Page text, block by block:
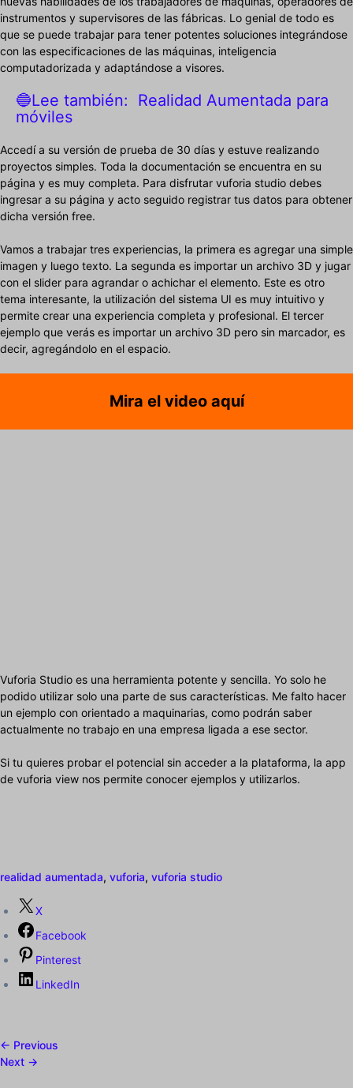
instrumentos y supervisores de las fábricas. Lo genial de todo es
que se puede trabajar para tener potentes soluciones integrándose
con las especificaciones de las máquinas, inteligencia
computadorizada y adaptándose a visores.
🔵Lee también:
Realidad Aumentada para
móviles
Accedí a su versión de prueba de 30 días y estuve realizando
proyectos simples. Toda la documentación se encuentra en su
página y es muy completa. Para disfrutar vuforia studio debes
ingresar a su página y acto seguido registrar tus datos para obtener
dicha versión free.
Vamos a trabajar tres experiencias, la primera es agregar una simple
imagen y luego texto. La segunda es importar un archivo 3D y jugar
con el slider para agrandar o achichar el elemento. Este es otro
tema interesante, la utilización del sistema UI es muy intuitivo y
permite crear una experiencia completa y profesional. El tercer
ejemplo que verás es importar un archivo 3D pero sin marcador, es
decir, agregándolo en el espacio.
Mira el video aquí
Vuforia Studio es una herramienta potente y sencilla. Yo solo he
podido utilizar solo una parte de sus características. Me falto hacer
un ejemplo con orientado a maquinarias, como podrán saber
actualmente no trabajo en una empresa ligada a ese sector.
Si tu quieres probar el potencial sin acceder a la plataforma, la app
de vuforia view nos permite conocer ejemplos y utilizarlos.
realidad aumentada, vuforia, vuforia studio
X
Facebook
Pinterest
LinkedIn
← Previous
Next →